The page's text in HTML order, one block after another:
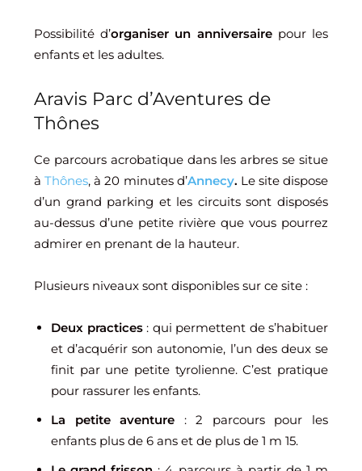
Possibilité d’organiser un anniversairepour les
enfants et les adultes.
Aravis Parc d’Aventures de
Thônes
Ce parcours acrobatique dans les arbres se situe
àThônes, à 20 minutes d’Annecy. Le site dispose
d’un grand parking et les circuits sont disposés
au-dessus d’une petite rivière que vous pourrez
admirer en prenant de la hauteur.
Plusieurs niveaux sont disponibles sur ce site :
Deux practices: qui permettent de s’habituer
et d’acquérir son autonomie, l’un des deux se
finit par une petite tyrolienne. C’est pratique
pour rassurer les enfants.
La petite aventure : 2 parcours pour les
enfants plus de 6 ans et de plus de 1 m 15.